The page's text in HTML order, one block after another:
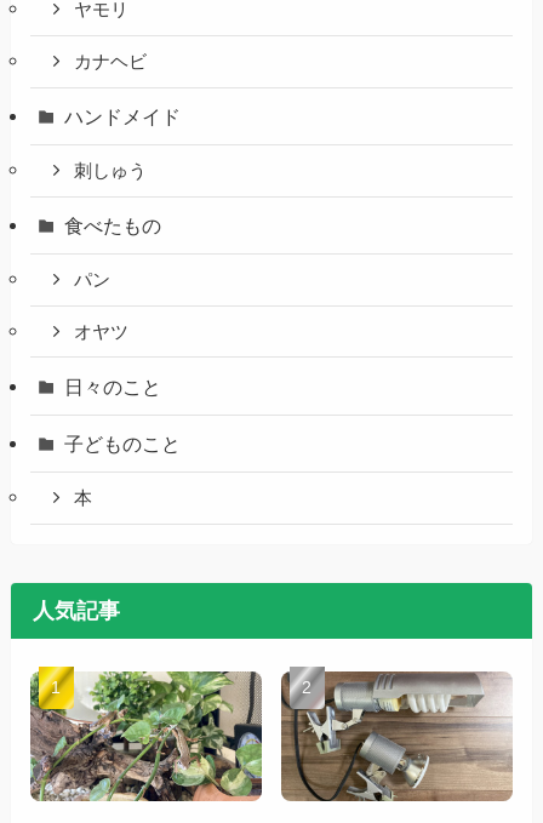
ヤモリ
カナヘビ
ハンドメイド
刺しゅう
食べたもの
パン
オヤツ
日々のこと
子どものこと
本
人気記事